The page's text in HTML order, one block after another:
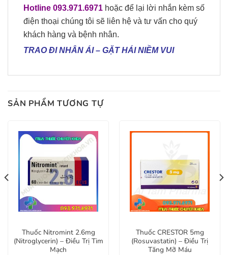
Hotline 093.971.6971 hoặc để lại lời nhắn kèm số
điện thoại chúng tôi sẽ liên hệ và tư vấn cho quý
khách hàng và bệnh nhân.
TRAO ĐI NHÂN ÁI– GẶT HÁI NIỀM VUI
SẢN PHẨM TƯƠNG TỰ
Thuốc Nitromint 2.6mg
(Nitroglycerin) – Điều Trị Tim
Mạch
Thuốc CRESTOR 5mg
(Rosuvastatin) – Điều Trị
Tăng Mỡ Máu